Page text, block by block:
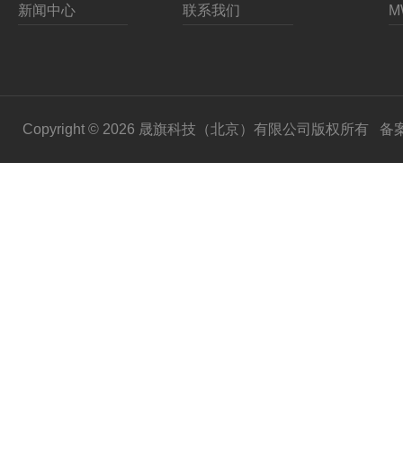
新闻中心 联系我们
Copyright © 2026 晟旗科技（北京）有限公司版权所有 备